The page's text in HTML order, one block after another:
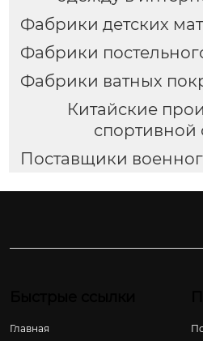
Фабрики детских
Фабрики
Фабрики ватных
Китайские
Поставщики
Главная